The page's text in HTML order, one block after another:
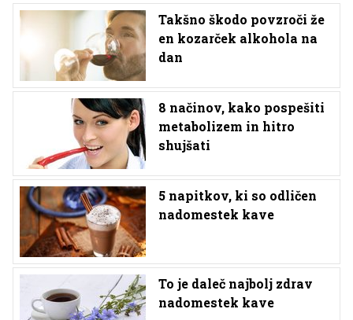
Takšno škodo povzroči že
en kozarček alkohola na
dan
8 načinov, kako pospešiti
metabolizem in hitro
shujšati
5 napitkov, ki so odličen
nadomestek kave
To je daleč najbolj zdrav
nadomestek kave